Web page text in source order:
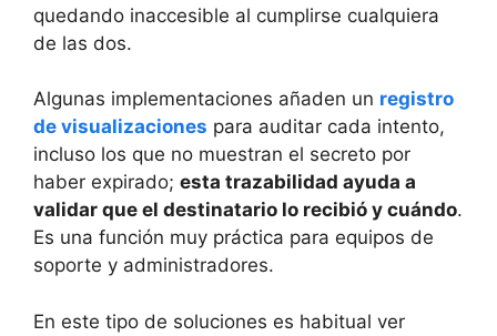
quedando inaccesible al cumplirse cualquiera
de las dos.
Algunas implementaciones añaden un registro
de visualizaciones para auditar cada intento,
incluso los que no muestran el secreto por
haber expirado; esta trazabilidad ayuda a
validar que el destinatario lo recibió y cuándo.
Es una función muy práctica para equipos de
soporte y administradores.
En este tipo de soluciones es habitual ver